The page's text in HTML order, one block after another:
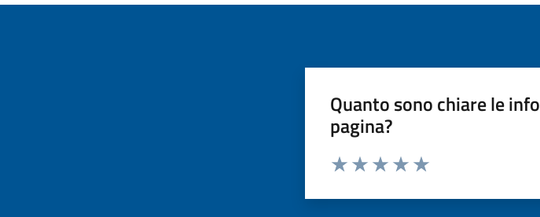
Quanto sono chiare le
pagina?
Valuta da 1 a 5 stelle la pagina